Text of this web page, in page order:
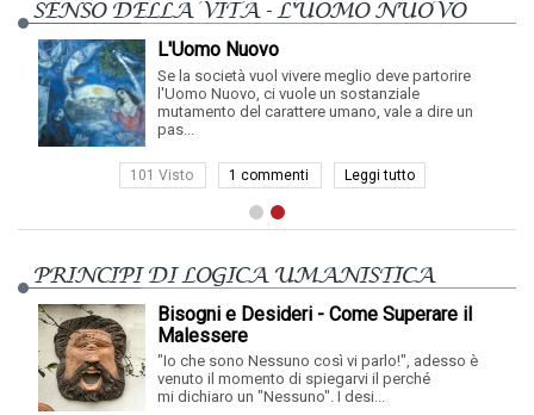
SENSO DELLA VITA - L'UOMO NUOVO
L'Uomo Nuovo
Se la società vuol vivere meglio deve partorire
l'Uomo Nuovo, ci vuole un sostanziale
mutamento del carattere umano, vale a dire un
pas...
101 Visto 1 commenti Leggi tutto
PRINCIPI DI LOGICA UMANISTICA
Bisogni e Desideri - Come Superare il
Malessere
"Io che sono Nessuno così vi parlo!", adesso è
venuto il momento di spiegarvi il perché
mi dichiaro un "Nessuno". I desi...